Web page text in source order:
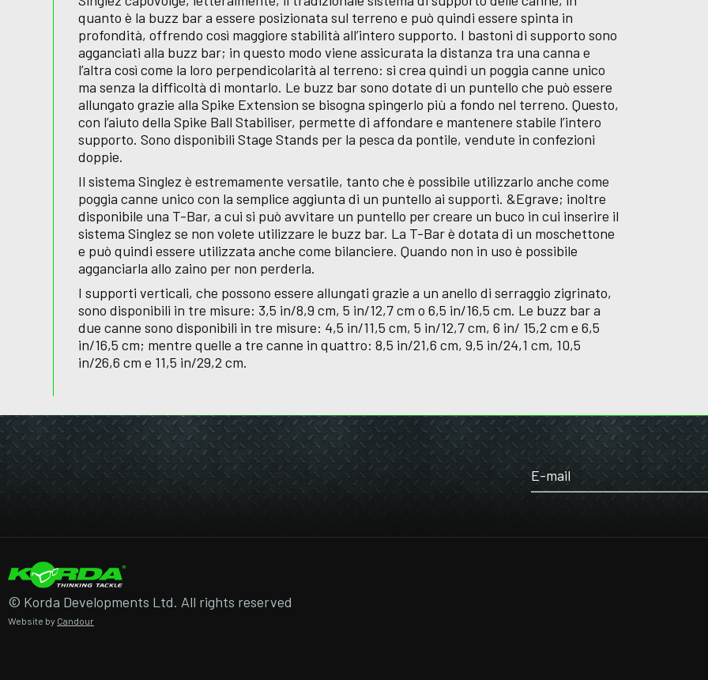
quanto è la buzz bar a essere posizionata sul terreno e può quindi essere spinta in
profondità, offrendo così maggiore stabilità all’intero supporto. I bastoni di supporto sono
agganciati alla buzz bar; in questo modo viene assicurata la distanza tra una canna e
l’altra così come la loro perpendicolarità al terreno: si crea quindi un poggia canne unico
ma senza la difficoltà di montarlo. Le buzz bar sono dotate di un puntello che può essere
allungato grazie alla Spike Extension se bisogna spingerlo più a fondo nel terreno. Questo,
con l’aiuto della Spike Ball Stabiliser, permette di affondare e mantenere stabile l’intero
supporto. Sono disponibili Stage Stands per la pesca da pontile, vendute in confezioni
doppie.
Il sistema Singlez è estremamente versatile, tanto che è possibile utilizzarlo anche come
poggia canne unico con la semplice aggiunta di un puntello ai supporti. &Egrave; inoltre
disponibile una T-Bar, a cui si può avvitare un puntello per creare un buco in cui inserire il
sistema Singlez se non volete utilizzare le buzz bar. La T-Bar è dotata di un moschettone
e può quindi essere utilizzata anche come bilanciere. Quando non in uso è possibile
agganciarla allo zaino per non perderla.
I supporti verticali, che possono essere allungati grazie a un anello di serraggio zigrinato,
sono disponibili in tre misure: 3,5 in/8,9 cm, 5 in/12,7 cm o 6,5 in/16,5 cm. Le buzz bar a
due canne sono disponibili in tre misure: 4,5 in/11,5 cm, 5 in/12,7 cm, 6 in/ 15,2 cm e 6,5
in/16,5 cm; mentre quelle a tre canne in quattro: 8,5 in/21,6 cm, 9,5 in/24,1 cm, 10,5
in/26,6 cm e 11,5 in/29,2 cm.
© Korda Developments Ltd. All rights reserved
Website by Candour